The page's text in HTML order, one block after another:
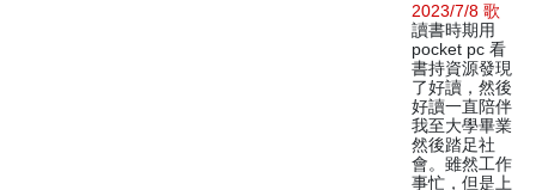
2023/7/8 歌
讀書時期用
pocket pc 看
書持資源發現
了好讀，然後
好讀一直陪伴
我至大學畢業
然後踏足社
會。雖然工作
事忙，但是上